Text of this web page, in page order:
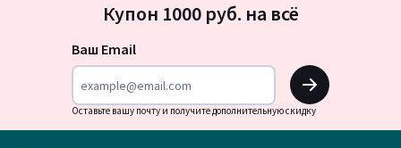
на
Купон 1000 руб. на всё
Ваш Email
OK
Оставьте вашу почту и получите дополнительную скидку